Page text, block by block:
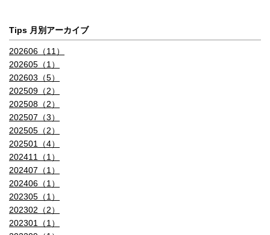
Tips 月別アーカイブ
202606（11）
202605（1）
202603（5）
202509（2）
202508（2）
202507（3）
202505（2）
202501（4）
202411（1）
202407（1）
202406（1）
202305（1）
202302（2）
202301（1）